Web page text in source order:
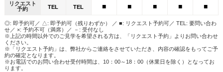
リクエスト
予約
TEL TEL ■ ■ ■ ■ ■
◎: 即予約可／ △: 即予約可（残りわずか） ／ ■: リクエスト予約可／ TEL: 要問い合わ
せ／ ×: 予約不可（満席）／ －: 受付なし
※上記の時間以外でのご見学を希望される方は、「リクエスト予約」よりお問い合わせ
ください。
※「リクエスト予約」は、弊社からご連絡をさせていただき、内容の確認をもってご予
約の確定となります。
※お電話でのお問い合わせ受付時間は、10：00～18：00（休業日を除く）となってお
ります。